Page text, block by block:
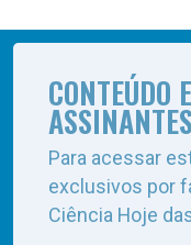
CONTEÚDO
ASSINANTES
Para acessar
exclusivos por
Ciência Hoje